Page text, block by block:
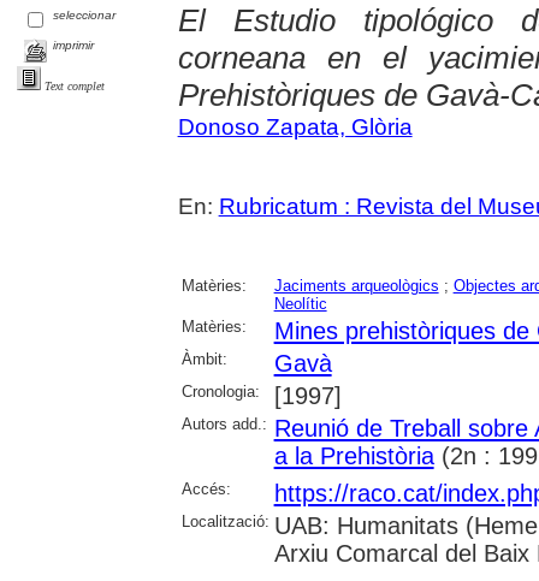
seleccionar
imprimir
Text complet
El Estudio tipológico
corneana en el
Prehistòriques de Gavà-
Donoso Zapata, Glòria
En: Rubricatum : Revista del
Matèries: Jaciments arqueològics ; Objectes
Neolític
Matèries:
Mines prehistòriques de
Àmbit: Gavà
Cronologia: [1997]
Autors add.: Reunió de Treball
a la Prehistòria(2n :
Accés: https://raco.cat/
Localització: UAB: Humanitats
Arxiu Comarcal del